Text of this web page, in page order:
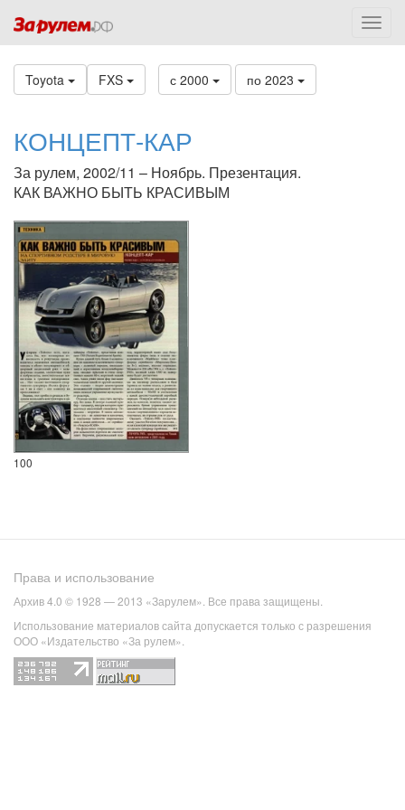
Toyota FXS с 2000 по 2023
КОНЦЕПТ-КАР
За рулем, 2002/11 – Ноябрь. Презентация.
КАК ВАЖНО БЫТЬ КРАСИВЫМ
100
Права и использование
Архив 4.0 © 1928 — 2013 «Зарулем». Все права защищены.
Использование материалов сайта допускается только с разрешения
ООО «Издательство «За рулем».